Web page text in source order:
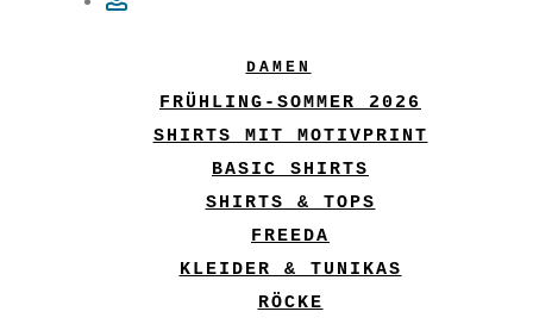
DAMEN
FRÜHLING-SOMMER 2026
SHIRTS MIT MOTIVPRINT
BASIC SHIRTS
SHIRTS & TOPS
FREEDA
KLEIDER & TUNIKAS
RÖCKE